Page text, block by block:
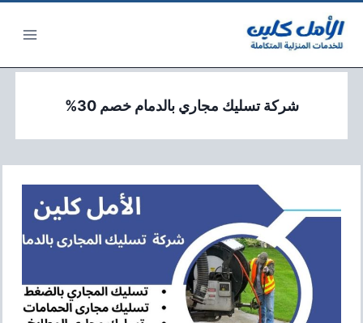
المحتوى
شركة تسليك مجاري بالدمام خصم 30%